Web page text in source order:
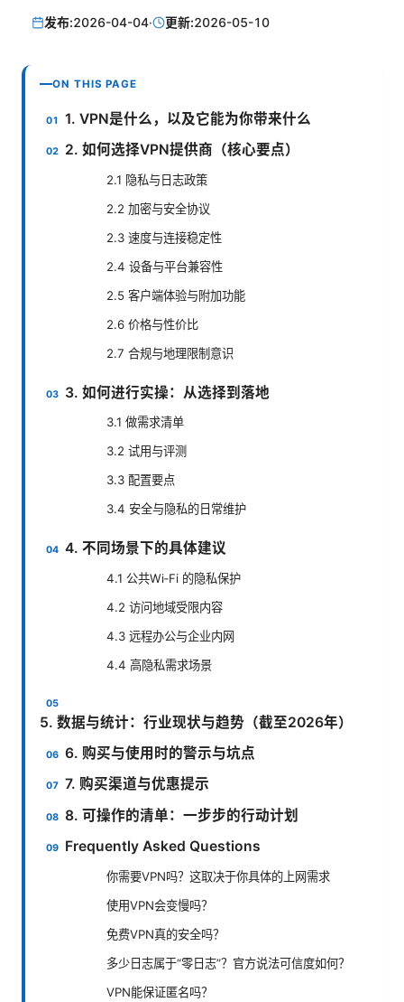
发布:2026-04-04· 更新:2026-05-10
ON THIS PAGE
1. VPN是什么，以及它能为你带来什么
2. 如何选择VPN提供商（核心要点）
2.1 隐私与日志政策
2.2 加密与安全协议
2.3 速度与连接稳定性
2.4 设备与平台兼容性
2.5 客户端体验与附加功能
2.6 价格与性价比
2.7 合规与地理限制意识
3. 如何进行实操：从选择到落地
3.1 做需求清单
3.2 试用与评测
3.3 配置要点
3.4 安全与隐私的日常维护
4. 不同场景下的具体建议
4.1 公共Wi‑Fi 的隐私保护
4.2 访问地域受限内容
4.3 远程办公与企业内网
4.4 高隐私需求场景
5. 数据与统计：行业现状与趋势（截至2026年）
6. 购买与使用时的警示与坑点
7. 购买渠道与优惠提示
8. 可操作的清单：一步步的行动计划
Frequently Asked Questions
你需要VPN吗？这取决于你具体的上网需求
使用VPN会变慢吗？
免费VPN真的安全吗？
多少日志属于“零日志”？官方说法可信度如何？
VPN能保证匿名吗？